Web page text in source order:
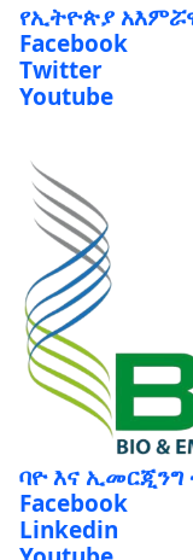
የኢትዮጵያ
Facebook
Twitter
Youtube
ባዮ እና
Facebook
Linkedin